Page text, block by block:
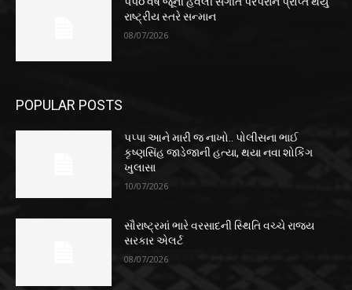
રાષ્ટ્રીય સ્તરે સન્માન
08/07/2026
POPULAR POSTS
પપ્પા આને મારી જ નાખો.. પોલીસના ભાઈ
કૃષ્ણસિંહ જાડેજાની હત્યા, થયા નવા શોકિંગ
ખુલાસા
10/07/2026
સૌરાષ્ટ્રમાં ભારે વરસાદની સ્થિતિ વચ્ચે રાજ્ય
સરકાર એલર્ટ
08/07/2026